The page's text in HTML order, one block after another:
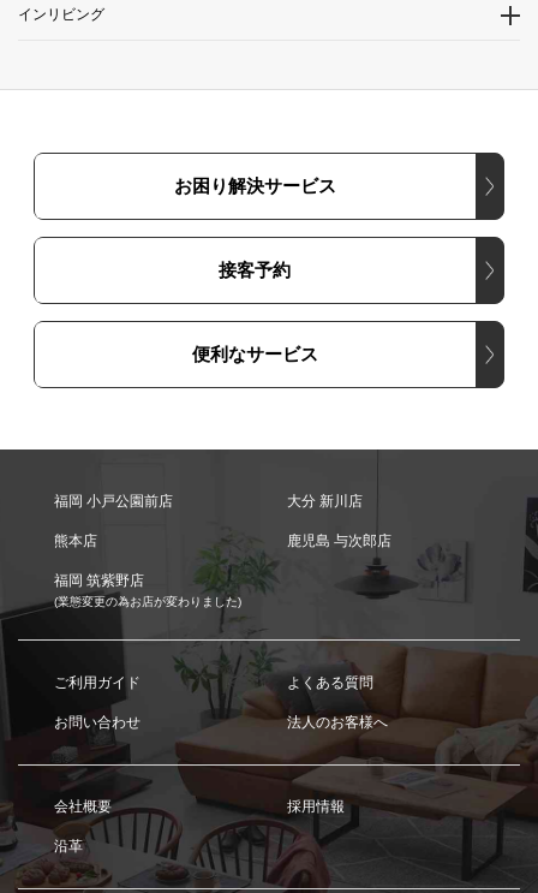
インリビング
お困り解決サービス
接客予約
便利なサービス
福岡 小戸公園前店 大分 新川店
熊本店 鹿児島 与次郎店
福岡 筑紫野店
(業態変更の為お店が変わりました)
ご利用ガイド よくある質問
お問い合わせ 法人のお客様へ
会社概要 採用情報
沿革